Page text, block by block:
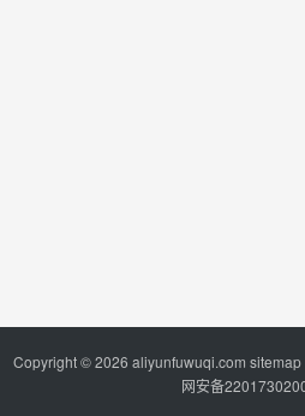
Copyright © 2026 aliyunfuwuqi.com sitemap
网安备